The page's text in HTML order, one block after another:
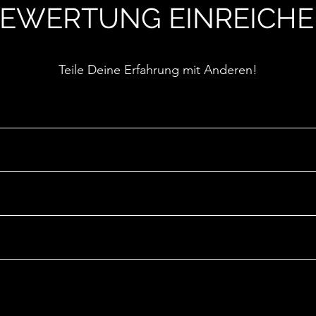
Teile Deine Erfahrung mit Anderen!